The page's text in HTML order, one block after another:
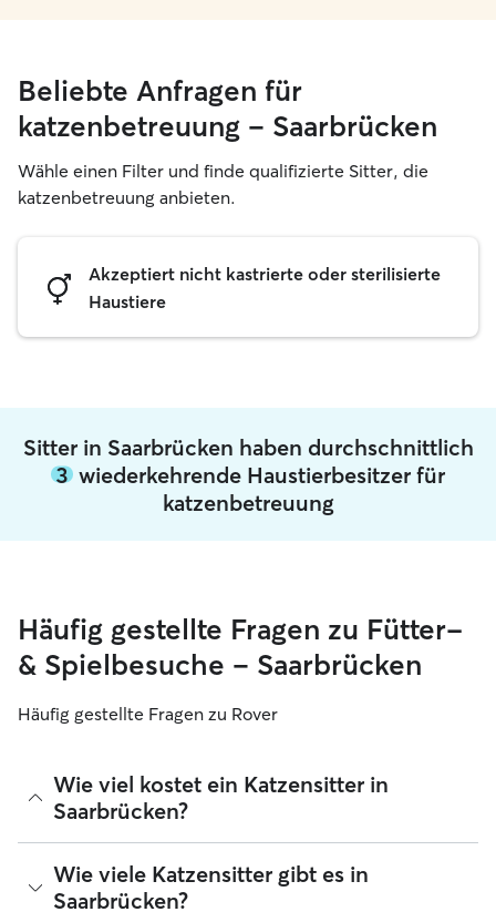
Beliebte Anfragen für
katzenbetreuung – Saarbrücken
Wähle einen Filter und finde qualifizierte Sitter, die
katzenbetreuung anbieten.
Akzeptiert nicht kastrierte oder sterilisierte
Haustiere
Sitter in Saarbrücken haben durchschnittlich
3 wiederkehrende Haustierbesitzer für
katzenbetreuung
Häufig gestellte Fragen zu Fütter-
& Spielbesuche – Saarbrücken
Häufig gestellte Fragen zu Rover
Wie viel kostet ein Katzensitter in
Saarbrücken?
Katzensitter können ihre Preise bei Rover frei festlegen. Die
durchschnittlichen Kosten für einen Rover-Katzensitter in
Saarbrücken betragen seit August 2026 etwa 16 pro Nacht,
Wie viele Katzensitter gibt es in
Saarbrücken?